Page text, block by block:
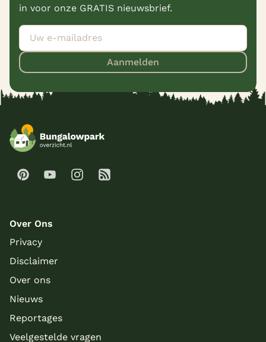
in voor onze GRATIS nieuwsbrief.
Aanmelden
Over Ons
Privacy
Disclaimer
Over ons
Nieuws
Reportages
Veelgestelde vragen